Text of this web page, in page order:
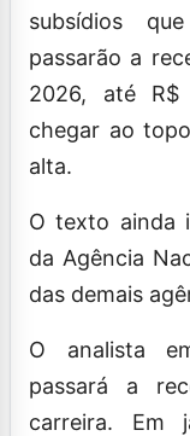
subsídios
passarão a
2026, até
chegar ao
alta.
O texto ainda
da Agência
das demais
O analista
passará a
carreira.